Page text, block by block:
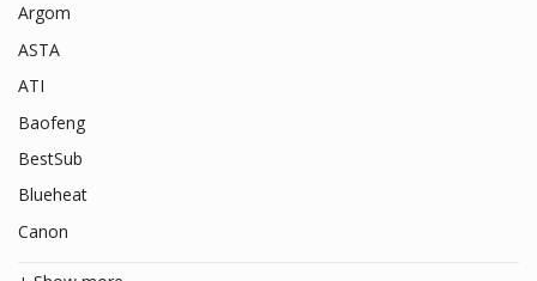
Argom
ASTA
ATI
Baofeng
BestSub
Blueheat
Canon